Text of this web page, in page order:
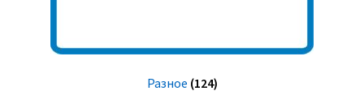
Разное (124)